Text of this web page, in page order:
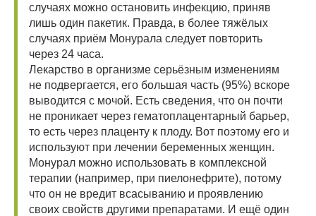
случаях можно остановить инфекцию, приняв
лишь один пакетик. Правда, в более тяжёлых
случаях приём Монурала следует повторить
через 24 часа.
Лекарство в организме серьёзным изменениям
не подвергается, его большая часть (95%) вскоре
выводится с мочой. Есть сведения, что он почти
не проникает через гематоплацентарный барьер,
то есть через плаценту к плоду. Вот поэтому его и
используют при лечении беременных женщин.
Монурал можно использовать в комплексной
терапии (например, при пиелонефрите), потому
что он не вредит всасыванию и проявлению
своих свойств другими препаратами. И ещё один